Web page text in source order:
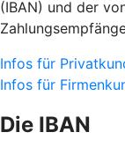
(IBAN) und der
Infos für
Infos für
Die IBAN